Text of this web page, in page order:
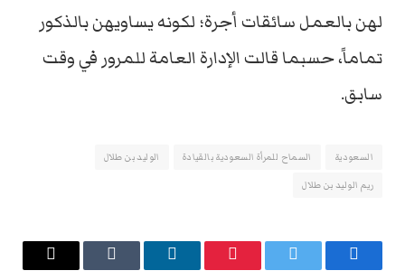
لهن بالعمل سائقات أجرة؛ لكونه يساويهن بالذكور
تماماً، حسبما قالت الإدارة العامة للمرور في وقت
سابق.
السعودية السماح للمرأة السعودية بالقيادة
الوليد بن طلال
ريم الوليد بن طلال
فيسبوك تويتر بينتيريستلينكدإن Tumblr
البريد